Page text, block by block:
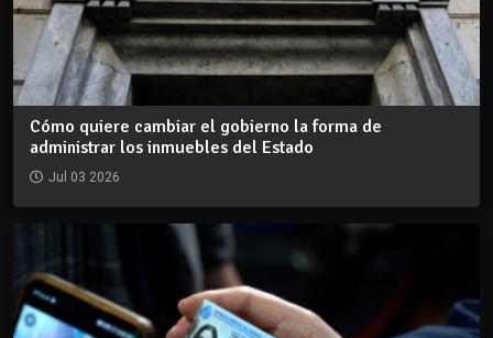
Cómo quiere cambiar el gobierno la forma de
administrar los inmuebles del Estado
Jul 03 2026